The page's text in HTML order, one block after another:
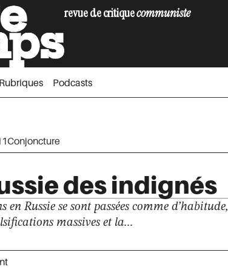
revue de critiquecommuniste
Rubriques Podcasts
Conjoncture
des indignés
en Russie se sont passées comme d’habitude,
massives et la...